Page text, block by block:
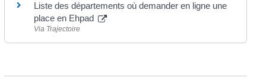
Liste des départements où demander en ligne une
place en Ehpad
Via Trajectoire